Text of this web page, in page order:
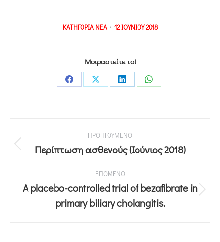
ΚΑΤΗΓΟΡΙΑ ΝΕΑ 12 ΙΟΥΝΙΟΥ 2018
Μοιραστείτε το!
ΠΡΟΗΓΟΥΜΕΝΟ
Περίπτωση ασθενούς (Ιούνιος 2018)
ΕΠΟΜΕΝΟ
A placebo-controlled trial of bezafibrate in
primary biliary cholangitis.